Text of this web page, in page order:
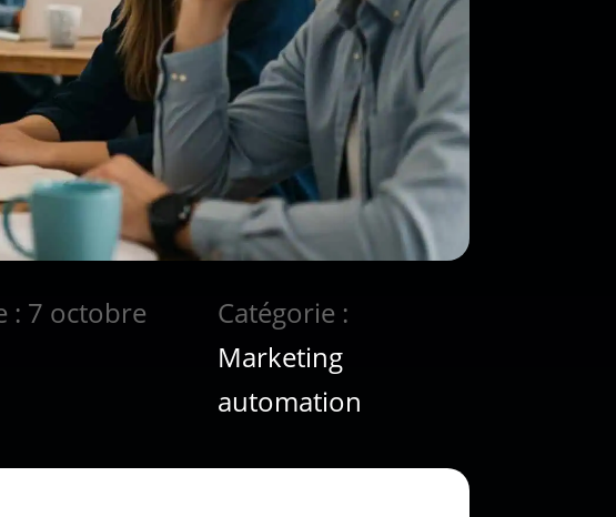
: 7 octobre
Catégorie :
Marketing
automation